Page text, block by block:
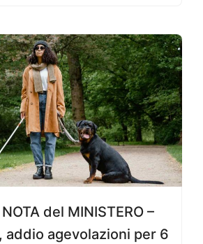
NOTA del MINISTERO –
addio agevolazioni per 6